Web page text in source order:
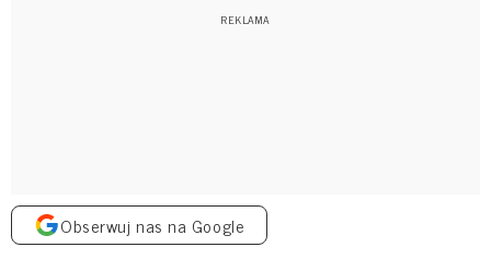
Obserwuj nas na Google